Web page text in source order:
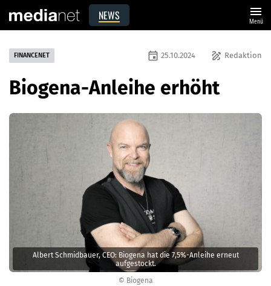
NEWS menu
Menü
© Biogena
Albert Schmidbauer, CEO: Biogena hat die 7,5%-Anleihe erneut
aufgestockt.
FINANCENET draw Redaktion
event 25.10.2024
Biogena-Anleihe erhöht